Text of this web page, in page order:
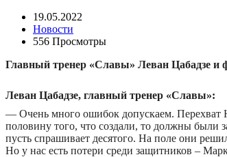
19.05.2022
Новости
556 Просмотры
Главный тренер «Славы» Леван Цабадзе и
Леван Цабадзе, главный тренер «Славы»:
— Очень много ошибок допускаем. Перехват
половину того, что создали, то должны были
пусть спрашивает десятого. На поле они
Но у нас есть потери среди защитников –